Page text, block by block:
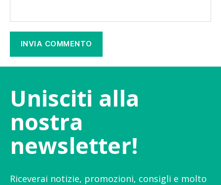
Unisciti alla
nostra
newsletter!
Riceverai notizie, promozioni, consigli e molto